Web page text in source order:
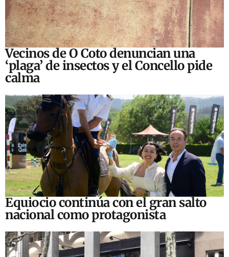
Vecinos de O Coto denuncian una
‘plaga’ de insectos y el Concello pide
calma
Equiocio continúa con el gran salto
nacional como protagonista